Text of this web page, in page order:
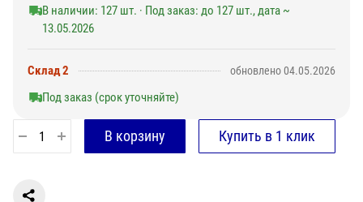
В наличии: 127 шт. · Под заказ: до 127 шт., дата ~
13.05.2026
Склад 2 обновлено 04.05.2026
Под заказ (срок уточняйте)